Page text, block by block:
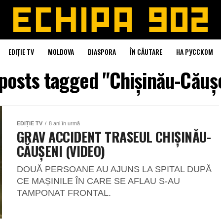
EDIȚIE TV MOLDOVA DIASPORA ÎN CĂUTARE НА РУССКОМ
tagged "Chişinău-
EDIȚIE TV 8 ani în urmă
GRAV ACCIDENT TRASEUL CHIŞINĂU-
CĂUŞENI (VIDEO)
DOUĂ PERSOANE AU AJUNS LA SPITAL DUPĂ
CE MAȘINILE ÎN CARE SE AFLAU S-AU
TAMPONAT FRONTAL.